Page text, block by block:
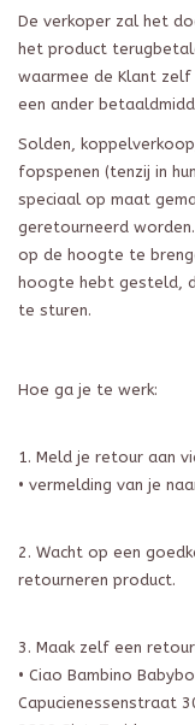
De verkoper zal het
het product
waarmee de Klant
een ander
Solden,
fopspenen (tenzij in
speciaal op maat
geretourneerd
op de hoogte te
hoogte hebt gesteld,
te sturen.
Hoe ga je te werk:
1. Meld je retour aan
• vermelding van je
2. Wacht op een
retourneren product.
3. Maak zelf een
• Ciao Bambino
Capucienessenstraat